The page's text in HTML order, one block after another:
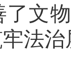
文
法治